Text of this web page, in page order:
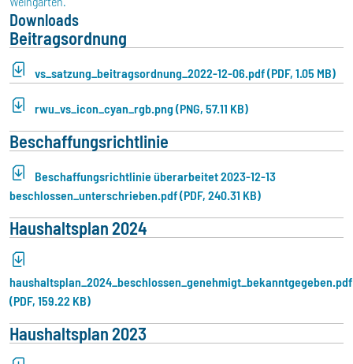
Downloads
Beitragsordnung
vs_satzung_beitragsordnung_2022-12-06.pdf (PDF, 1.05 MB)
rwu_vs_icon_cyan_rgb.png (PNG, 57.11 KB)
Beschaffungsrichtlinie
Beschaffungsrichtlinie überarbeitet 2023-12-13
beschlossen_unterschrieben.pdf (PDF, 240.31 KB)
Haushaltsplan 2024
haushaltsplan_2024_beschlossen_genehmigt_bekanntgegeben.pdf
(PDF, 159.22 KB)
Haushaltsplan 2023